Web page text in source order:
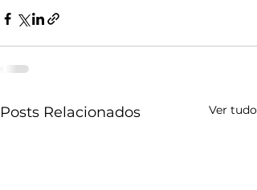
Posts Relacionados Ver tudo